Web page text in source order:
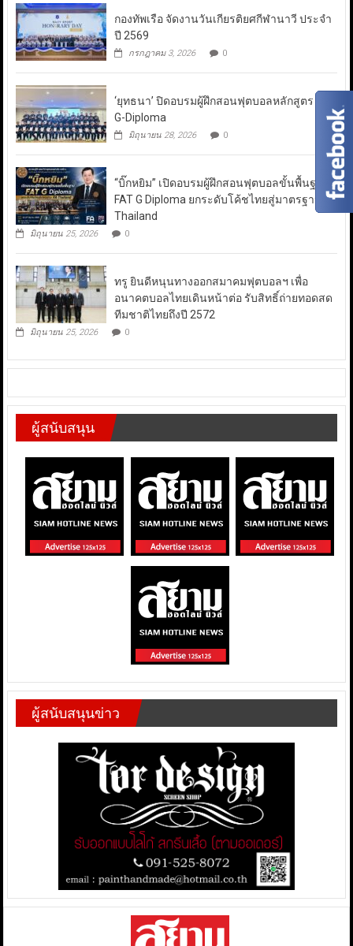
กองทัพเรือ จัดงานวันเกียรติยศกีฬานาวี ประจำ
ปี 2569
กรกฎาคม 3, 2026 0
‘ยุทธนา’ ปิดอบรมผู้ฝึกสอนฟุตบอลหลักสูตร FAT
G-Diploma
มิถุนายน 28, 2026 0
“บิ๊กหยิม” เปิดอบรมผู้ฝึกสอนฟุตบอลขั้นพื้นฐาน
FAT G Diploma ยกระดับโค้ชไทยสู่มาตรฐาน FA
Thailand
มิถุนายน 25, 2026 0
ทรู ยินดีหนุนทางออกสมาคมฟุตบอลฯ เพื่อ
อนาคตบอลไทยเดินหน้าต่อ รับสิทธิ์ถ่ายทอดสด
ทีมชาติไทยถึงปี 2572
มิถุนายน 25, 2026 0
ผู้สนับสนุน
ผู้สนับสนุนข่าว